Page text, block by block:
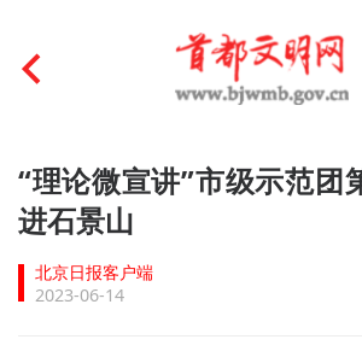
首页
文明创建
文明实践
“理论微宣讲”市级示范团
进石景山
北京日报客户端
2023-06-14